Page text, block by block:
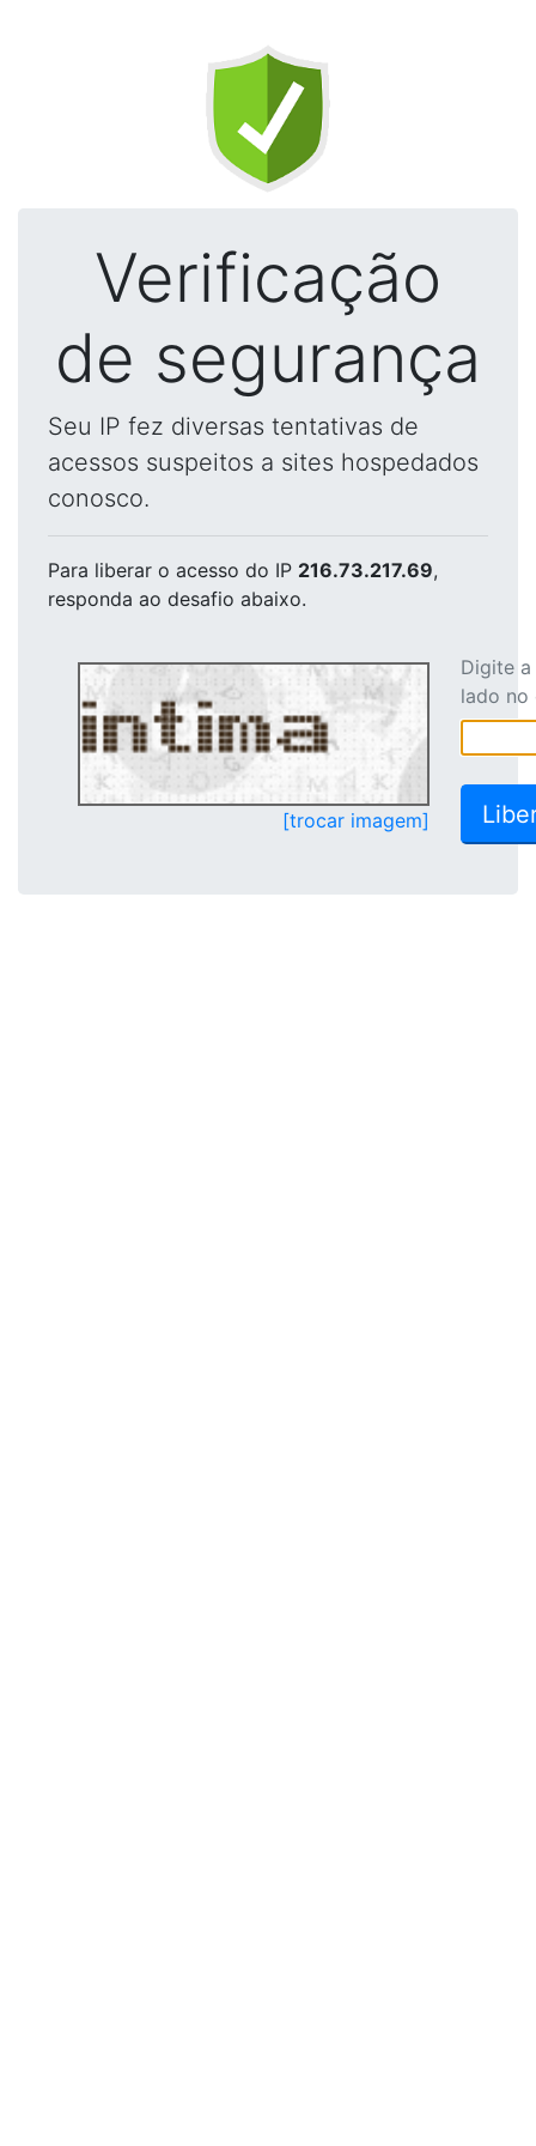
Verificação
de segurança
Seu IP fez diversas tentativas de
acessos suspeitos a sites hospedados
conosco.
Para liberar o acesso do IP 216.73.217.69,
responda ao desafio abaixo.
[trocar imagem]
Digite
lado no